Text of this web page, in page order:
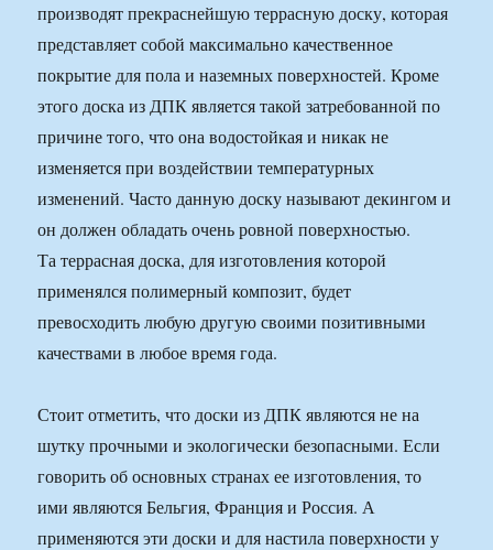
производят прекраснейшую террасную доску, которая
представляет собой максимально качественное
покрытие для пола и наземных поверхностей. Кроме
этого доска из ДПК является такой затребованной по
причине того, что она водостойкая и никак не
изменяется при воздействии температурных
изменений. Часто данную доску называют декингом и
он должен обладать очень ровной поверхностью.
Та террасная доска, для изготовления которой
применялся полимерный композит, будет
превосходить любую другую своими позитивными
качествами в любое время года.
Стоит отметить, что доски из ДПК являются не на
шутку прочными и экологически безопасными. Если
говорить об основных странах ее изготовления, то
ими являются Бельгия, Франция и Россия. А
применяются эти доски и для настила поверхности у